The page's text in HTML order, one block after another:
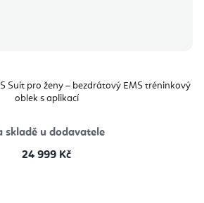
Suit pro ženy – bezdrátový EMS tréninkový
oblek s aplikací
skladě u dodavatele
24 999 Kč